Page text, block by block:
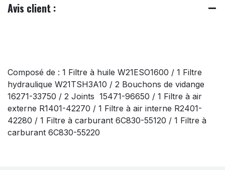
Avis client :
Composé de : 1 Filtre à huile W21ESO1600 / 1 Filtre
hydraulique W21TSH3A10 / 2 Bouchons de vidange
16271-33750 / 2 Joints 15471-96650 / 1 Filtre à air
externe R1401-42270 / 1 Filtre à air interne R2401-
42280 / 1 Filtre à carburant 6C830-55120 / 1 Filtre à
carburant 6C830-55220